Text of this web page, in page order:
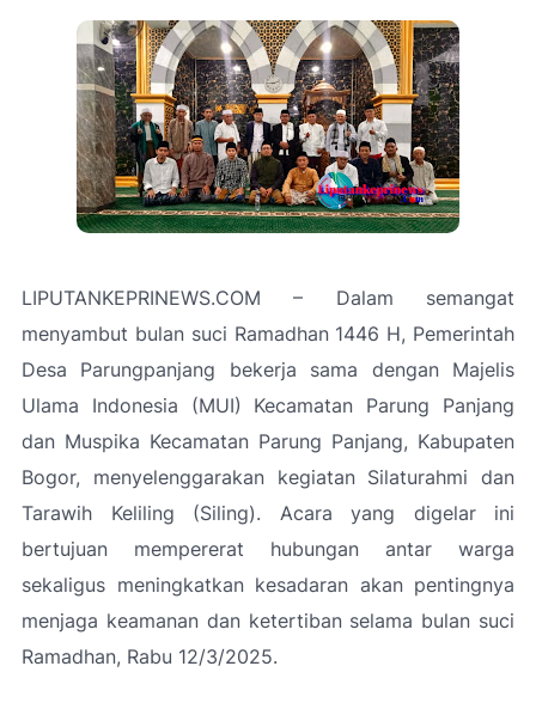
LIPUTANKEPRINEWS.COM – Dalam semangat
menyambut bulan suci Ramadhan 1446 H, Pemerintah
Desa Parungpanjang bekerja sama dengan Majelis
Ulama Indonesia (MUI) Kecamatan Parung Panjang
dan Muspika Kecamatan Parung Panjang, Kabupaten
Bogor, menyelenggarakan kegiatan Silaturahmi dan
Tarawih Keliling (Siling). Acara yang digelar ini
bertujuan mempererat hubungan antar warga
sekaligus meningkatkan kesadaran akan pentingnya
menjaga keamanan dan ketertiban selama bulan suci
Ramadhan, Rabu 12/3/2025.